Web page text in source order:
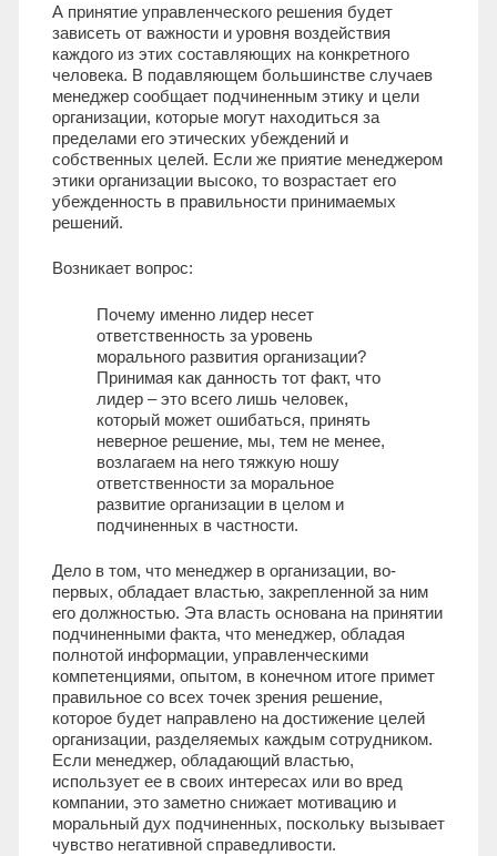
А принятие управленческого решения будет
зависеть от важности и уровня воздействия
каждого из этих составляющих на конкретного
человека. В подавляющем большинстве случаев
менеджер сообщает подчиненным этику и цели
организации, которые могут находиться за
пределами его этических убеждений и
собственных целей. Если же приятие менеджером
этики организации высоко, то возрастает его
убежденность в правильности принимаемых
решений.
Возникает вопрос:
Почему именно лидер несет
ответственность за уровень
морального развития организации?
Принимая как данность тот факт, что
лидер – это всего лишь человек,
который может ошибаться, принять
неверное решение, мы, тем не менее,
возлагаем на него тяжкую ношу
ответственности за моральное
развитие организации в целом и
подчиненных в частности.
Дело в том, что менеджер в организации, во-
первых, обладает властью, закрепленной за ним
его должностью. Эта власть основана на принятии
подчиненными факта, что менеджер, обладая
полнотой информации, управленческими
компетенциями, опытом, в конечном итоге примет
правильное со всех точек зрения решение,
которое будет направлено на достижение целей
организации, разделяемых каждым сотрудником.
Если менеджер, обладающий властью,
использует ее в своих интересах или во вред
компании, это заметно снижает мотивацию и
моральный дух подчиненных, поскольку вызывает
чувство негативной справедливости.